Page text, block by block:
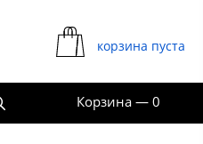
корзина пуста
Корзина — 0